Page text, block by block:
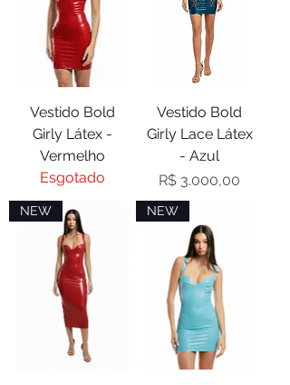
Vestido Bold
Girly Látex -
Vermelho
Esgotado
Vestido Bold
Girly Lace Látex
- Azul
Preço
R$ 3.000,00
NEW NEW